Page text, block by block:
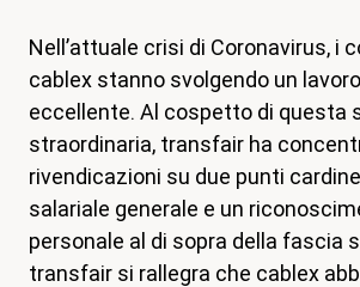
magazine
Shop
Contatto
Iniziativa per un congedo familiare
Nell’attuale crisi di Coronavirus, i
cablex stanno svolgendo un
eccellente. Al cospetto di questa
straordinaria, transfair ha
rivendicazioni su due punti
salariale generale e un
personale al di sopra della fascia
transfair si rallegra che cablex